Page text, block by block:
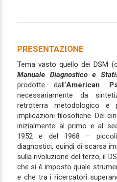
PRESENTAZIONE
Tema vasto quello dei DSM
Manuale Diagnostico e
prodotte dall’American
necessariamente da
retroterra metodologico e
implicazioni filosofiche. Dei
inizialmente al primo e al
1952 e del 1968 –
diagnostici, quindi di scarsa
sulla rivoluzione del terzo, il
che si è imposto quale
e che tra i ricercatori